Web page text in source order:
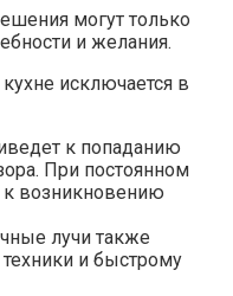
могут только
и желания.
исключается в
к попаданию
При постоянном
к возникновению
лучи также
и быстрому